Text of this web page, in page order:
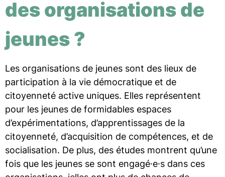
des organisations de
jeunes ?
Les organisations de jeunes sont des lieux de
participation à la vie démocratique et de
citoyenneté active uniques. Elles représentent
pour les jeunes de formidables espaces
d’expérimentations, d’apprentissages de la
citoyenneté, d’acquisition de compétences, et de
socialisation. De plus, des études montrent qu’une
fois que les jeunes se sont engagé·e·s dans ces